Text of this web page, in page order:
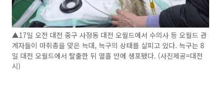
▲17일 오전 대전 중구 사정동 대전 오월드에서 수의사 등 오월드 관
계자들이 마취총을 맞은 늑대, 늑구의 상태를 살피고 있다. 늑구는 8
일 대전 오월드에서 탈출한 뒤 열흘 만에 생포됐다. (사진제공=대전
시)